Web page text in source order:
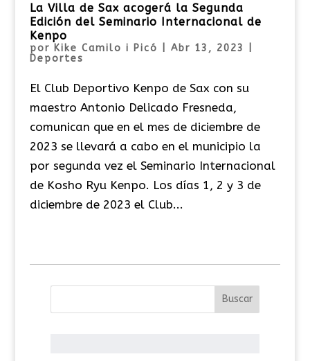
La Villa de Sax acogerá la Segunda
Edición del Seminario Internacional de
Kenpo
por Kike Camilo i Picó Abr 13, 2023
Deportes
El Club Deportivo Kenpo de Sax con su
maestro Antonio Delicado Fresneda,
comunican que en el mes de diciembre de
2023 se llevará a cabo en el municipio la
por segunda vez el Seminario Internacional
de Kosho Ryu Kenpo. Los días 1, 2 y 3 de
diciembre de 2023 el Club...